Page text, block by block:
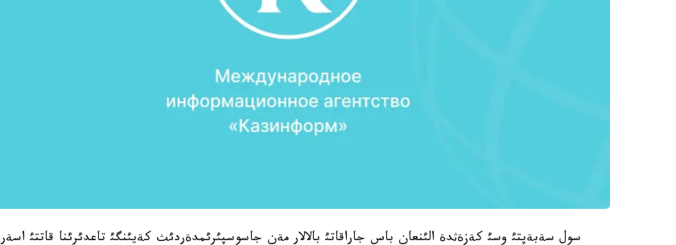
سول سةبةپتئ وسئ كةزةثدة الئنعان باس جاراقاتئ بالالار مةن جاسوسپئرئمدةردئث كةيئنگئ تاعدئرئنا قاتتئ اسةر